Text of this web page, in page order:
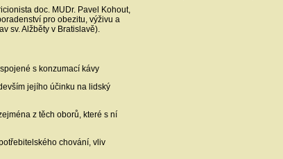
doc. MUDr. Pavel Kohout,
pro obezitu, výživu a
sv. Alžběty v Bratislavě).
s konzumací kávy
jejího účinku na lidský
z těch oborů, které s ní
chování, vliv